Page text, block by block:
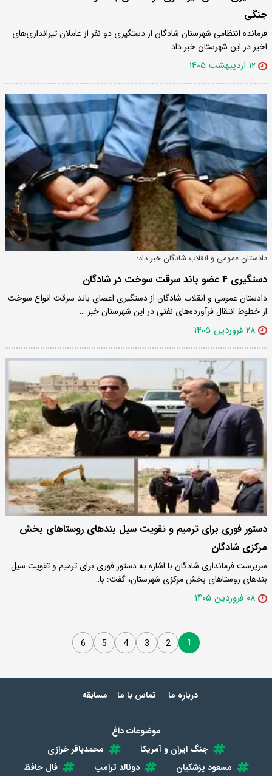
جنگی
فرمانده انتظامی شهرستان شادگان از دستگیری دو نفر از عاملان تیراندازی‌های
اخیر در این شهرستان خبر داد.
۱۲ اردیبهشت ۱۴۰۵
دادستان عمومی و انقلاب شادگان خبر داد:
دستگیری ۴ عضو باند سرقت سوخت در شادگان
دادستان عمومی و انقلاب شادگان از دستگیری اعضای باند سرقت انواع سوخت
از خطوط انتقال فرآورده‌های نفتی در این شهرستان خبر …
۲۸ فروردین ۱۴۰۵
دستور فوری برای ترمیم و تقویت سیل‌ بندهای روستاهای بخش
مرکزی شادگان
سرپرست فرمانداری شادگان با اشاره به دستور فوری برای ترمیم و تقویت سیل‌
بندهای روستاهای بخش مرکزی شهرستان، گفت: با…
۰۸ فروردین ۱۴۰۵
1
2
3
4
5
6
درباره ما تماس با ما مسابقه
موضوعات داغ
جنگ ایران و آمریکا
محمدباقر خرازی
مسعود پزشکیان
دونالد ترامپ فال حافظ